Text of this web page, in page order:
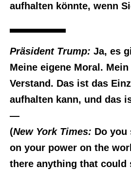
aufhalten könnte, wenn
Präsident Trump: Ja, es
Meine eigene Moral.
Verstand. Das ist das
aufhalten kann, und das
—
(New York Times: Do you
on your power on the
there anything that could